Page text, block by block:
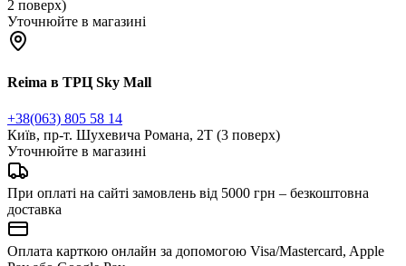
2 поверх)
Уточнюйте в магазині
Reima в ТРЦ Sky Mall
+38(063) 805 58 14
Київ, пр-т. Шухевича Романа, 2Т (3 поверх)
Уточнюйте в магазині
При оплаті на сайті замовлень від 5000 грн – безкоштовна
доставка
Оплата карткою онлайн за допомогою Visa/Mastercard, Apple